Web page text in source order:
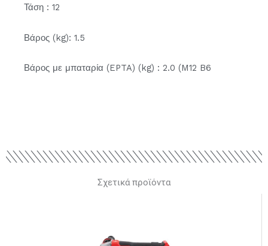
Τάση : 12
Βάρος (kg): 1.5
Βάρος με μπαταρία (EPTA) (kg) : 2.0 (M12 B6
Σχετικά προϊόντα